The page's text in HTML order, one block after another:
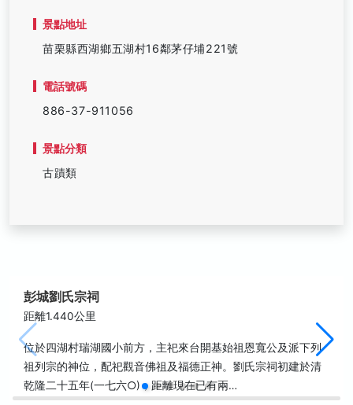
景點地址
苗栗縣西湖鄉五湖村16鄰茅仔埔221號
電話號碼
886-37-911056
景點分類
古蹟類
彭城劉氏宗祠
距離1.440公里
位於四湖村瑞湖國小前方，主祀來台開基始祖恩寬公及派下列
祖列宗的神位，配祀觀音佛祖及福德正神。劉氏宗祠初建於清
乾隆二十五年(一七六○)，距離現在已有兩…